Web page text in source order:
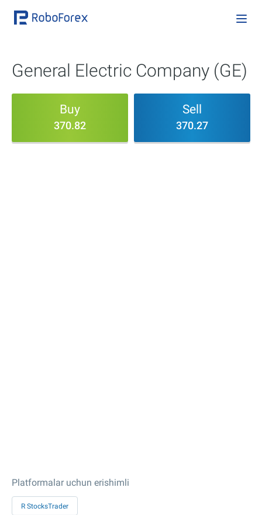
General Electric Company (GE)
Buy
370.82
Sell
370.27
Platformalar uchun erishimli
R StocksTrader